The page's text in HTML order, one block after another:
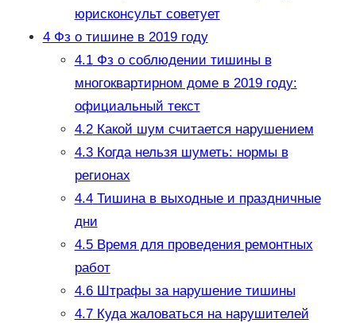
юрисконсульт советует
4Фз о тишине в 2019 году
4.1Фз о соблюдении тишины в
многоквартирном доме в 2019 году:
официальный текст
4.2Какой шум считается нарушением
4.3Когда нельзя шуметь: нормы в
регионах
4.4Тишина в выходные и праздничные
дни
4.5Время для проведения ремонтных
работ
4.6Штрафы за нарушение тишины
4.7Куда жаловаться на нарушителей